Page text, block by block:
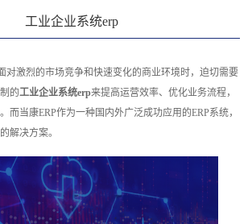
工业企业系统erp
对激烈的市场竞争和快速变化的商业环境时，迫切需要
的工业企业系统erp来提高运营效率、优化业务流程，
而当康ERP作为一种国内外广泛成功应用的ERP系统，
解决方案。